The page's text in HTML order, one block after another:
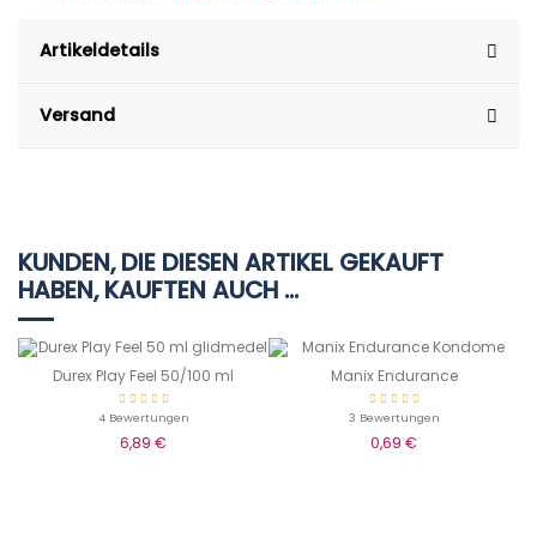
Artikeldetails
Versand
KUNDEN, DIE DIESEN ARTIKEL GEKAUFT
HABEN, KAUFTEN AUCH ...
Durex Play Feel 50/100 ml
4 Bewertungen
6,89 €
Manix Endurance
3 Bewertungen
0,69 €